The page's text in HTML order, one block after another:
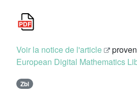
Voir la notice de l'article
European Digital Mathematics
Zbl